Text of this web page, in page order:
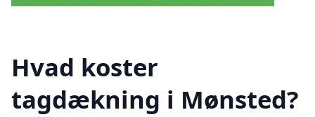
Hvad koster
tagdækning i Mønsted?